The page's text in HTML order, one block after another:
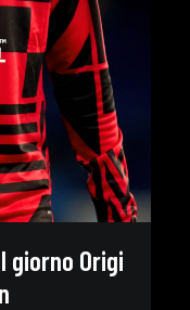
giorno Origi